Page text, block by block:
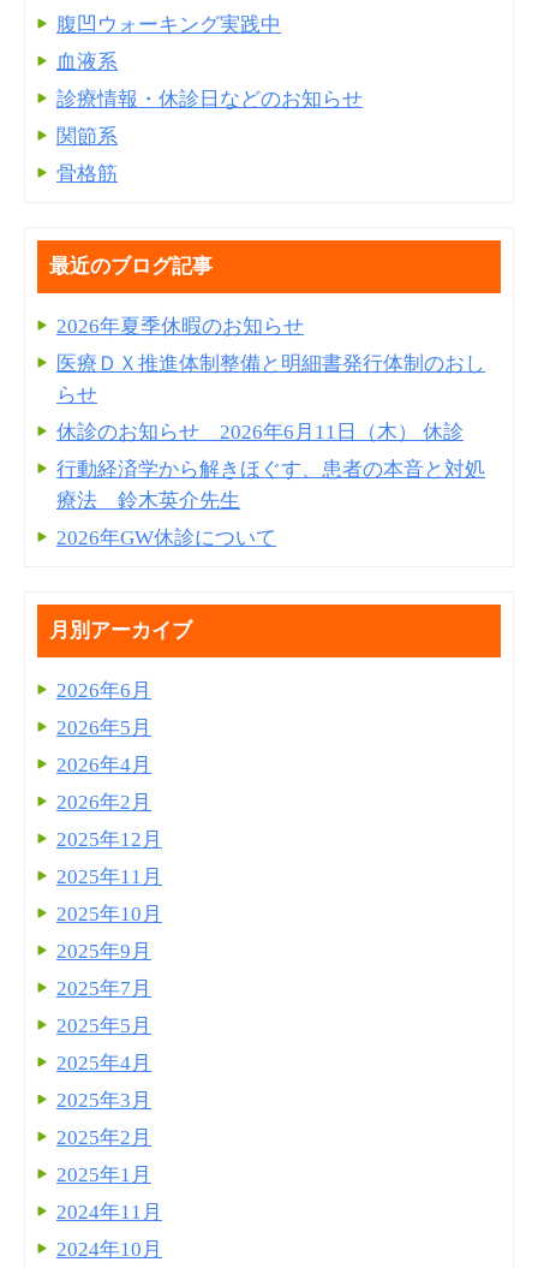
腹凹ウォーキング実践中
血液系
診療情報・休診日などのお知らせ
関節系
骨格筋
最近のブログ記事
2026年夏季休暇のお知らせ
医療ＤＸ推進体制整備と明細書発⾏体制のおし
らせ
休診のお知らせ 2026年6月11日（木） 休診
行動経済学から解きほぐす、患者の本音と対処
療法 鈴木英介先生
2026年GW休診について
月別アーカイブ
2026年6月
2026年5月
2026年4月
2026年2月
2025年12月
2025年11月
2025年10月
2025年9月
2025年7月
2025年5月
2025年4月
2025年3月
2025年2月
2025年1月
2024年11月
2024年10月